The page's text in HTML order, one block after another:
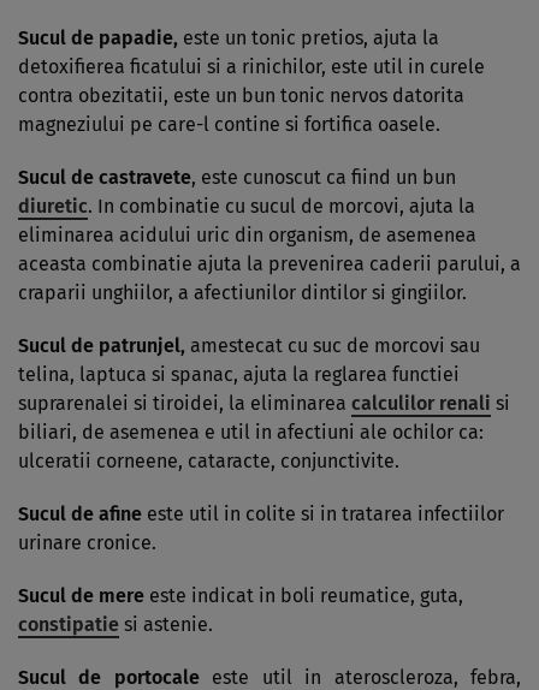
Sucul de papadie, este un tonic pretios, ajuta la
detoxifierea ficatului si a rinichilor, este util in curele
contra obezitatii, este un bun tonic nervos datorita
magneziului pe care-l contine si fortifica oasele.
Sucul de castravete, este cunoscut ca fiind un bun
diuretic. In combinatie cu sucul de morcovi, ajuta la
eliminarea acidului uric din organism, de asemenea
aceasta combinatie ajuta la prevenirea caderii parului, a
craparii unghiilor, a afectiunilor dintilor si gingiilor.
Sucul de patrunjel, amestecat cu suc de morcovi sau
telina, laptuca si spanac, ajuta la reglarea functiei
suprarenalei si tiroidei, la eliminarea calculilor renali si
biliari, de asemenea e util in afectiuni ale ochilor ca:
ulceratii corneene, cataracte, conjunctivite.
Sucul de afine este util in colite si in tratarea infectiilor
urinare cronice.
Sucul de mere este indicat in boli reumatice, guta,
constipatie si astenie.
Sucul de portocale este util in ateroscleroza, febra,